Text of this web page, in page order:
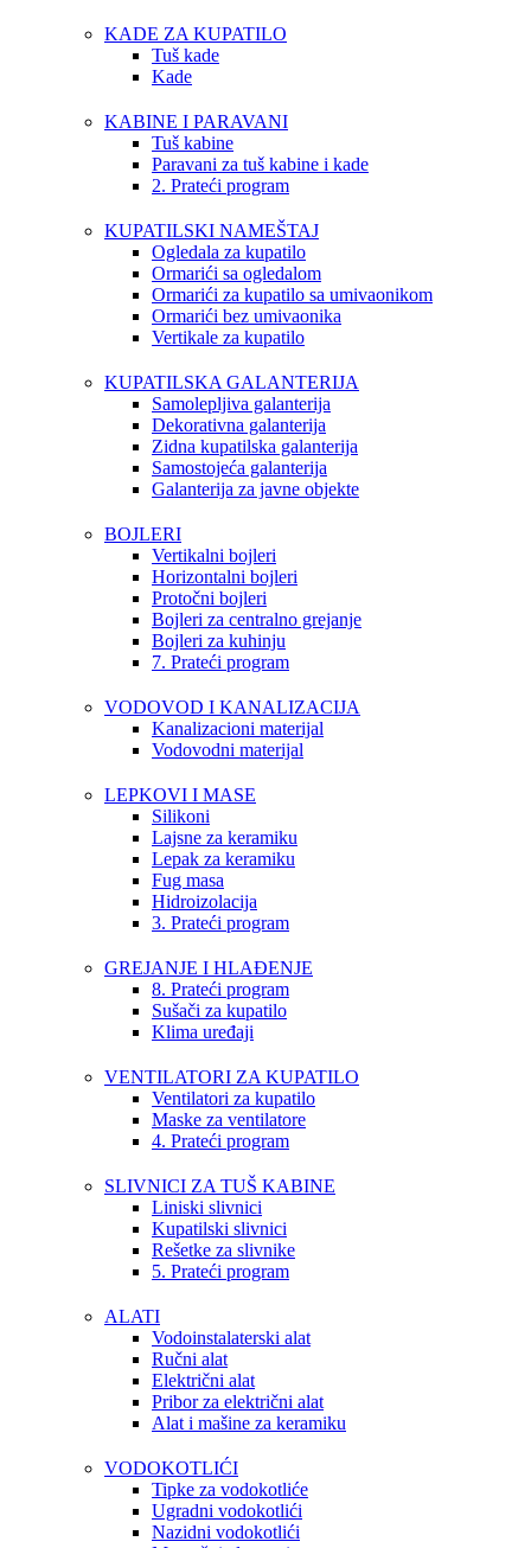
KADE ZA KUPATILO
Tuš kade
Kade
KABINE I PARAVANI
Tuš kabine
Paravani za tuš kabine i kade
2. Prateći program
KUPATILSKI NAMEŠTAJ
Ogledala za kupatilo
Ormarići sa ogledalom
Ormarići za kupatilo sa umivaonikom
Ormarići bez umivaonika
Vertikale za kupatilo
KUPATILSKA GALANTERIJA
Samolepljiva galanterija
Dekorativna galanterija
Zidna kupatilska galanterija
Samostojeća galanterija
Galanterija za javne objekte
BOJLERI
Vertikalni bojleri
Horizontalni bojleri
Protočni bojleri
Bojleri za centralno grejanje
Bojleri za kuhinju
7. Prateći program
VODOVOD I KANALIZACIJA
Kanalizacioni materijal
Vodovodni materijal
LEPKOVI I MASE
Silikoni
Lajsne za keramiku
Lepak za keramiku
Fug masa
Hidroizolacija
3. Prateći program
GREJANJE I HLAĐENJE
8. Prateći program
Sušači za kupatilo
Klima uređaji
VENTILATORI ZA KUPATILO
Ventilatori za kupatilo
Maske za ventilatore
4. Prateći program
SLIVNICI ZA TUŠ KABINE
Liniski slivnici
Kupatilski slivnici
Rešetke za slivnike
5. Prateći program
ALATI
Vodoinstalaterski alat
Ručni alat
Električni alat
Pribor za električni alat
Alat i mašine za keramiku
VODOKOTLIĆI
Tipke za vodokotliće
Ugradni vodokotlići
Nazidni vodokotlići